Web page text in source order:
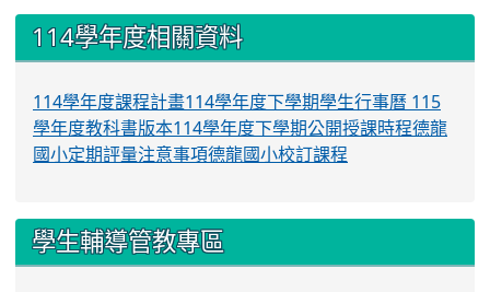
::: 114學年度相關資料
114學年度課程計畫114學年度下學期學生行事曆 115
學年度教科書版本114學年度下學期公開授課時程德龍
國小定期評量注意事項德龍國小校訂課程
學生輔導管教專區